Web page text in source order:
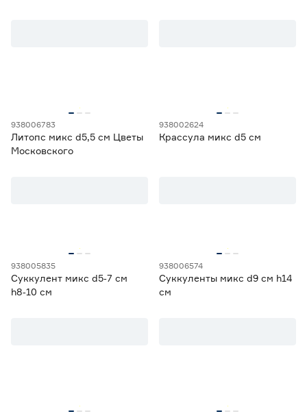
938006783
Литопс микс d5,5 см Цветы
Московского
938002624
Крассула микс d5 см
938005835
Суккулент микс d5‑7 см
h8‑10 см
938006574
Суккуленты микс d9 см h14
см